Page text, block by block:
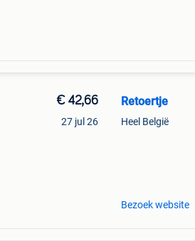
€ 42,66
27 jul 26
Retoertje
Heel België
Bezoek website